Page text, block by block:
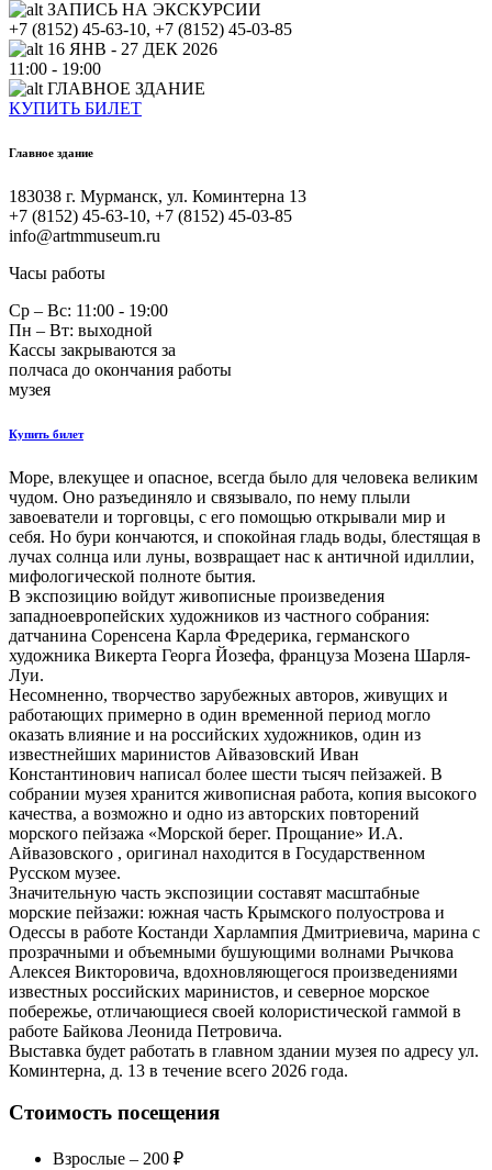
ЗАПИСЬ НА ЭКСКУРСИИ
+7 (8152) 45-63-10, +7 (8152) 45-03-85
16 ЯНВ - 27 ДЕК 2026
11:00 - 19:00
ГЛАВНОЕ ЗДАНИЕ
КУПИТЬ БИЛЕТ
Главное здание
183038 г. Мурманск, ул. Коминтерна 13
+7 (8152) 45-63-10, +7 (8152) 45-03-85
info@artmmuseum.ru
Часы работы
Ср – Вс: 11:00 - 19:00
Пн – Вт: выходной
Кассы закрываются за
полчаса до окончания работы
музея
Купить билет
Море, влекущее и опасное, всегда было для человека великим
чудом. Оно разъединяло и связывало, по нему плыли
завоеватели и торговцы, с его помощью открывали мир и
себя. Но бури кончаются, и спокойная гладь воды, блестящая в
лучах солнца или луны, возвращает нас к античной идиллии,
мифологической полноте бытия.
В экспозицию войдут живописные произведения
западноевропейских художников из частного собрания:
датчанина Соренсена Карла Фредерика, германского
художника Викерта Георга Йозефа, француза Мозена Шарля-
Луи.
Несомненно, творчество зарубежных авторов, живущих и
работающих примерно в один временной период могло
оказать влияние и на российских художников, один из
известнейших маринистов Айвазовский Иван
Константинович написал более шести тысяч пейзажей. В
собрании музея хранится живописная работа, копия высокого
качества, а возможно и одно из авторских повторений
морского пейзажа «Морской берег. Прощание» И.А.
Айвазовского , оригинал находится в Государственном
Русском музее.
Значительную часть экспозиции составят масштабные
морские пейзажи: южная часть Крымского полуострова и
Одессы в работе Костанди Харлампия Дмитриевича, марина с
прозрачными и объемными бушующими волнами Рычкова
Алексея Викторовича, вдохновляющегося произведениями
известных российских маринистов, и северное морское
побережье, отличающиеся своей колористической гаммой в
работе Байкова Леонида Петровича.
Выставка будет работать в главном здании музея по адресу ул.
Коминтерна, д. 13 в течение всего 2026 года.
Стоимость посещения
Взрослые – 200 ₽